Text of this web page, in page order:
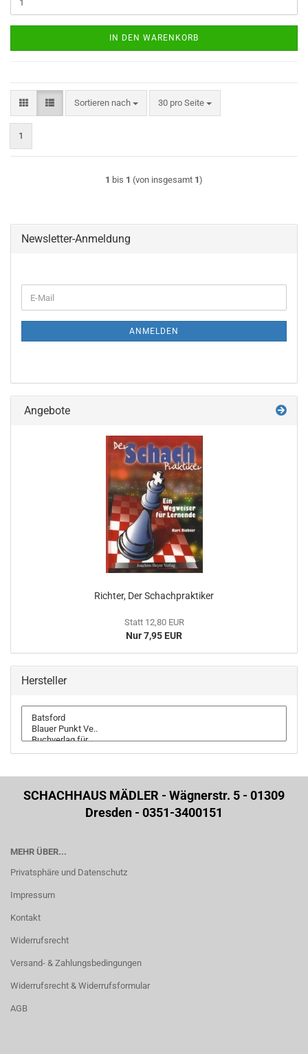
IN DEN WARENKORB
Sortieren nach
Sortieren nach 30 pro Seite
pro Seite
1
1 bis 1 (von insgesamt 1)
Newsletter-Anmeldung
ZUR
E-
Mail
ANMELDEN
Angebote
Richter, Der Schachpraktiker
Statt 12,80 EUR
Nur 7,95 EUR
Hersteller
SCHACHHAUS MÄDLER - Wägnerstr. 5 - 01309
Dresden - 0351-3400151
MEHR ÜBER...
Privatsphäre und Datenschutz
Impressum
Kontakt
Widerrufsrecht
Versand- & Zahlungsbedingungen
Widerrufsrecht & Widerrufsformular
AGB